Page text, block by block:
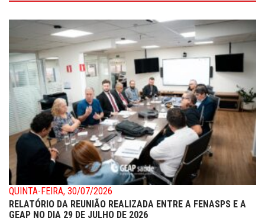
QUINTA-FEIRA, 30/07/2026
RELATÓRIO DA REUNIÃO REALIZADA ENTRE A FENASPS E A
GEAP NO DIA 29 DE JULHO DE 2026